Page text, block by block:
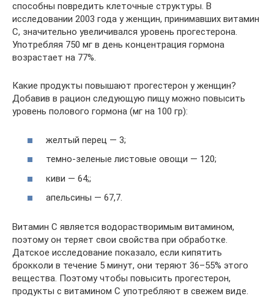
способны повредить клеточные структуры. В
исследовании 2003 года у женщин, принимавших витамин
С, значительно увеличивался уровень прогестерона.
Употребляя 750 мг в день концентрация гормона
возрастает на 77%.
Какие продукты повышают прогестерон у женщин?
Добавив в рацион следующую пищу можно повысить
уровень полового гормона (мг на 100 гр):
желтый перец — 3;
темно-зеленые листовые овощи — 120;
киви — 64;;
апельсины — 67,7.
Витамин С является водорастворимым витамином,
поэтому он теряет свои свойства при обработке.
Датское исследование показало, если кипятить
брокколи в течение 5 минут, они теряют 36–55% этого
вещества. Поэтому чтобы повысить прогестерон,
продукты с витамином С употребляют в свежем виде.